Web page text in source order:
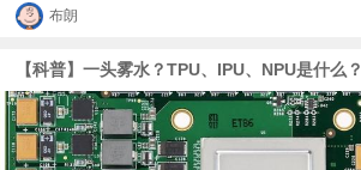
布朗
【科普】一头雾水？TPU、IPU、NPU是什么？